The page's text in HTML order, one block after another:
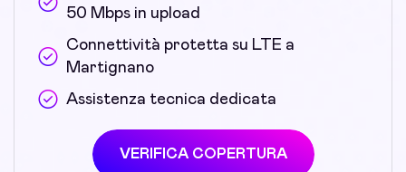
50 Mbps in upload
Connettività protetta su LTE a
Martignano
Assistenza tecnica dedicata
VERIFICA COPERTURA